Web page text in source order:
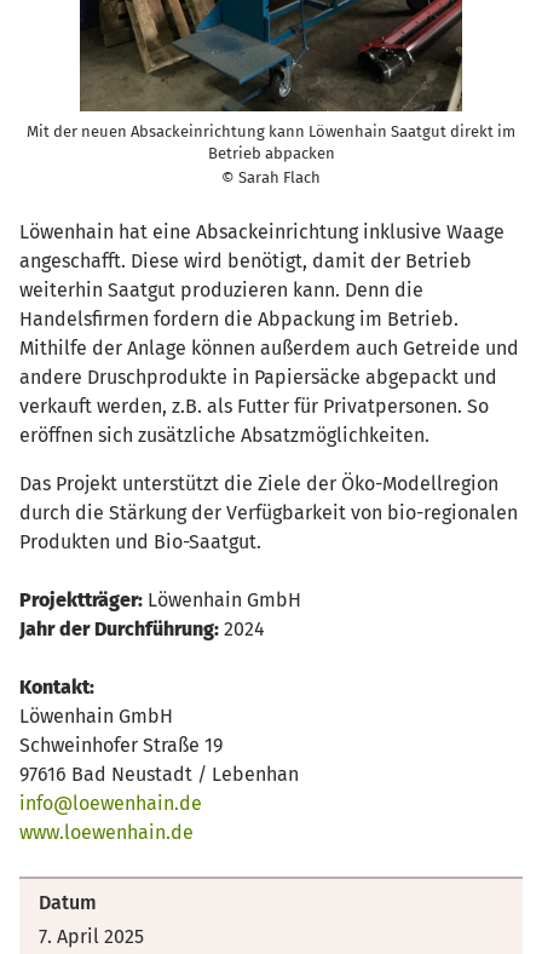
Mit der neuen Absackeinrichtung kann Löwenhain Saatgut direkt im
Betrieb abpacken
© Sarah Flach
Löwenhain hat eine Absackeinrichtung inklusive Waage
angeschafft. Diese wird benötigt, damit der Betrieb
weiterhin Saatgut produzieren kann. Denn die
Handelsfirmen fordern die Abpackung im Betrieb.
Mithilfe der Anlage können außerdem auch Getreide und
andere Druschprodukte in Papiersäcke abgepackt und
verkauft werden, z.B. als Futter für Privatpersonen. So
eröffnen sich zusätzliche Absatzmöglichkeiten.
Das Projekt unterstützt die Ziele der Öko-Modellregion
durch die Stärkung der Verfügbarkeit von bio-regionalen
Produkten und Bio-Saatgut.
Projektträger: Löwenhain GmbH
Jahr der Durchführung: 2024
Kontakt:
Löwenhain GmbH
Schweinhofer Straße 19
97616 Bad Neustadt / Lebenhan
info@loewenhain.de
www.loewenhain.de
Datum
7. April 2025